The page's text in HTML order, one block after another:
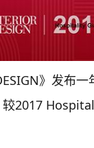
》发布一
2017